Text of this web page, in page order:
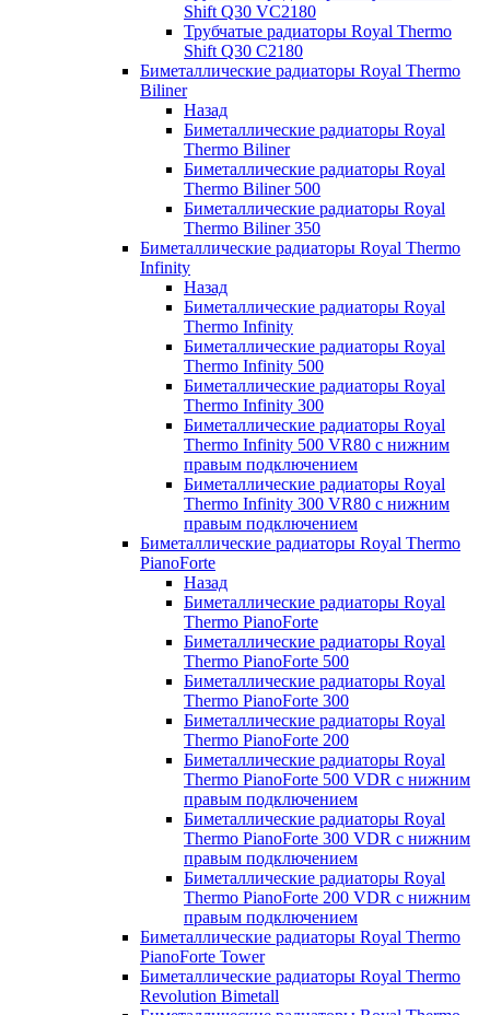
Shift Q30 VC2180
Трубчатые радиаторы Royal Thermo
Shift Q30 C2180
Биметаллические радиаторы Royal Thermo
Biliner
Назад
Биметаллические радиаторы Royal
Thermo Biliner
Биметаллические радиаторы Royal
Thermo Biliner 500
Биметаллические радиаторы Royal
Thermo Biliner 350
Биметаллические радиаторы Royal Thermo
Infinity
Назад
Биметаллические радиаторы Royal
Thermo Infinity
Биметаллические радиаторы Royal
Thermo Infinity 500
Биметаллические радиаторы Royal
Thermo Infinity 300
Биметаллические радиаторы Royal
Thermo Infinity 500 VR80 с нижним
правым подключением
Биметаллические радиаторы Royal
Thermo Infinity 300 VR80 с нижним
правым подключением
Биметаллические радиаторы Royal Thermo
PianoForte
Назад
Биметаллические радиаторы Royal
Thermo PianoForte
Биметаллические радиаторы Royal
Thermo PianoForte 500
Биметаллические радиаторы Royal
Thermo PianoForte 300
Биметаллические радиаторы Royal
Thermo PianoForte 200
Биметаллические радиаторы Royal
Thermo PianoForte 500 VDR с нижним
правым подключением
Биметаллические радиаторы Royal
Thermo PianoForte 300 VDR с нижним
правым подключением
Биметаллические радиаторы Royal
Thermo PianoForte 200 VDR с нижним
правым подключением
Биметаллические радиаторы Royal Thermo
PianoForte Tower
Биметаллические радиаторы Royal Thermo
Revolution Bimetall